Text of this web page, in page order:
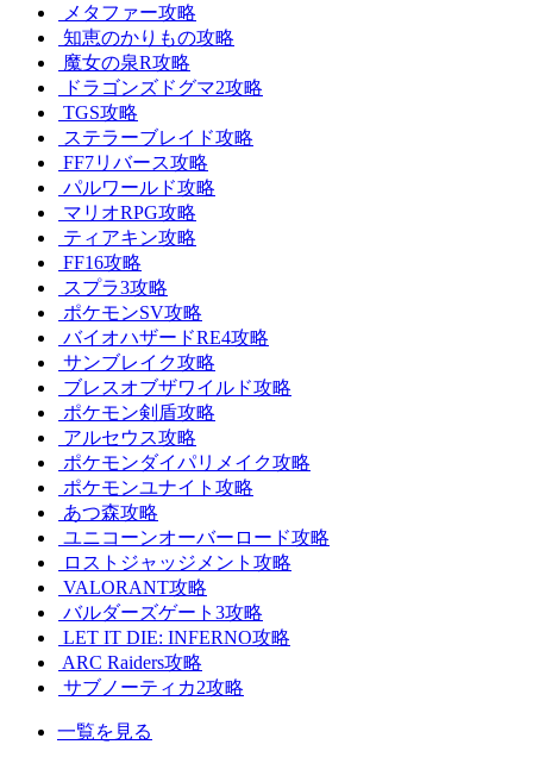
メタファー攻略
知恵のかりもの攻略
魔女の泉R攻略
ドラゴンズドグマ2攻略
TGS攻略
ステラーブレイド攻略
FF7リバース攻略
パルワールド攻略
マリオRPG攻略
ティアキン攻略
FF16攻略
スプラ3攻略
ポケモンSV攻略
バイオハザードRE4攻略
サンブレイク攻略
ブレスオブザワイルド攻略
ポケモン剣盾攻略
アルセウス攻略
ポケモンダイパリメイク攻略
ポケモンユナイト攻略
あつ森攻略
ユニコーンオーバーロード攻略
ロストジャッジメント攻略
VALORANT攻略
バルダーズゲート3攻略
LET IT DIE: INFERNO攻略
ARC Raiders攻略
サブノーティカ2攻略
一覧を見る